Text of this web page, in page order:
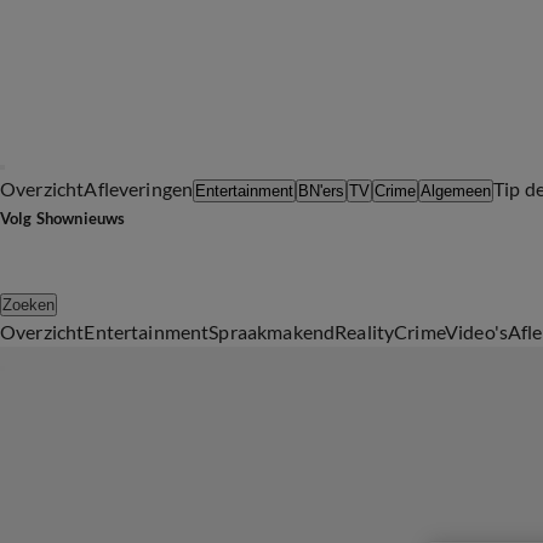
OverzichtAfleveringen Entertainment BN'ers TV Crime AlgemeenTip
Volg Shownieuws
Zoeken
OverzichtEntertainmentSpraakmakendRealityCrimeVideo's